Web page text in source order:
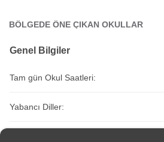
BÖLGEDE ÖNE ÇIKAN OKULLAR
Genel Bilgiler
Tam gün Okul Saatleri:
Yabancı Diller: